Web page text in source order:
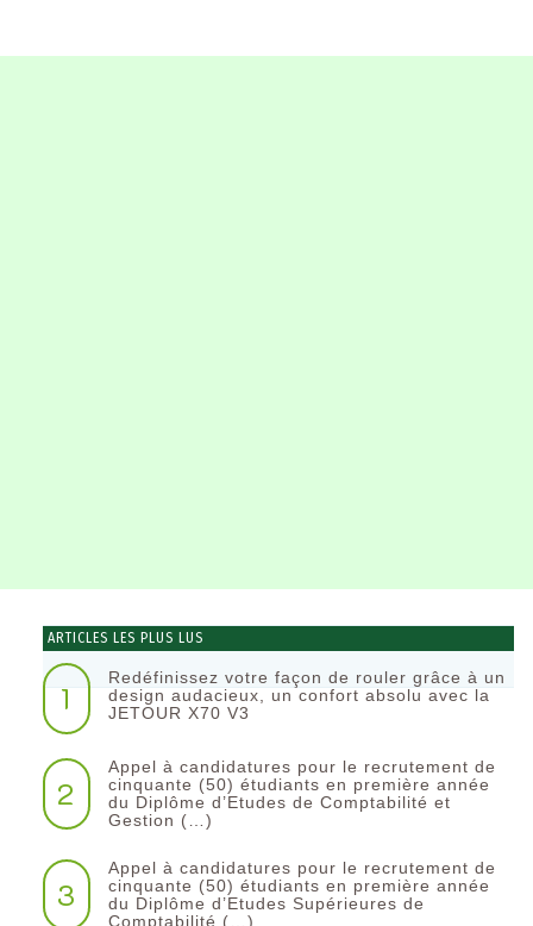
ARTICLES LES PLUS LUS
1
Redéfinissez votre façon de rouler grâce à un
design audacieux, un confort absolu avec la
JETOUR X70 V3
2
Appel à candidatures pour le recrutement de
cinquante (50) étudiants en première année
du Diplôme d’Etudes de Comptabilité et
Gestion (…)
3
Appel à candidatures pour le recrutement de
cinquante (50) étudiants en première année
du Diplôme d’Etudes Supérieures de
Comptabilité (…)